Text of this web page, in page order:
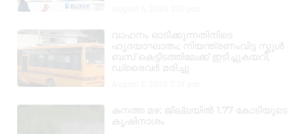
വാഹനം ഓടിക്കുന്നതിനിടെ
ഹൃദയാഘാതം; നിയന്ത്രണംവിട്ട സ്കൂൾ
ബസ് കെട്ടിടത്തിലേക്ക് ഇടിച്ചുകയറി,
ഡ്രൈവർ മരിച്ചു
കനത്ത മഴ: ജില്ലയിൽ 1.77 കോടിയുടെ
കൃഷിനാശം